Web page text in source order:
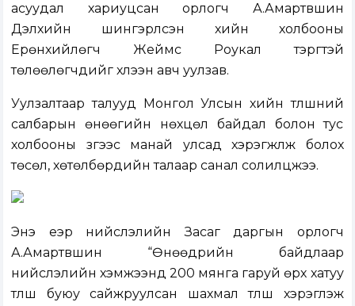
асуудал хариуцсан орлогч А.Амартүвшин
Дэлхийн шингэрүүлсэн хийн холбооны
Ерөнхийлөгч Жеймс Роукал тэргүүтэй
төлөөлөгчдийг хүлээн авч уулзав.
Уулзалтаар талууд Монгол Улсын хийн түлшний
салбарын өнөөгийн нөхцөл байдал болон тус
холбооны зүгээс манай улсад хэрэгжүүлж болох
төсөл, хөтөлбөрүүдийн талаар санал солилцжээ.
Энэ үеэр нийслэлийн Засаг даргын орлогч
А.Амартүвшин “Өнөөдрийн байдлаар
нийслэлийн хэмжээнд 200 мянга гаруй өрх хатуу
түлш буюу сайжруулсан шахмал түлш хэрэглэж